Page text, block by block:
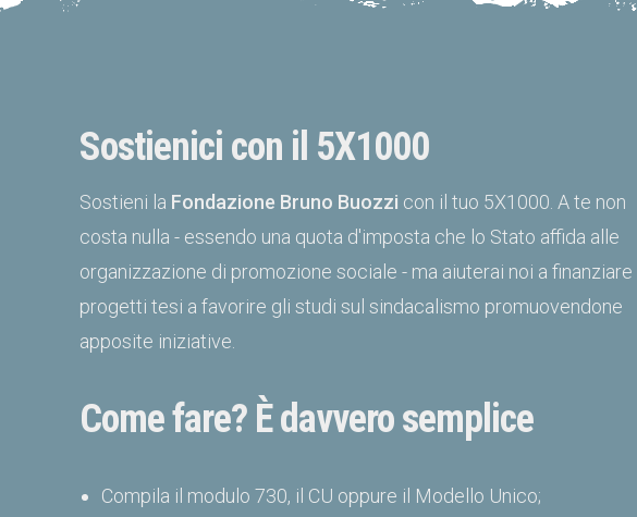
Sostienici con il 5X1000
Sostieni la Fondazione Bruno Buozzi con il tuo 5X1000. A te non
costa nulla - essendo una quota d'imposta che lo Stato affida alle
organizzazione di promozione sociale - ma aiuterai noi a finanziare
progetti tesi a favorire gli studi sul sindacalismo promuovendone
apposite iniziative.
Come fare? È davvero semplice
Compila il modulo 730, il CU oppure il Modello Unico;